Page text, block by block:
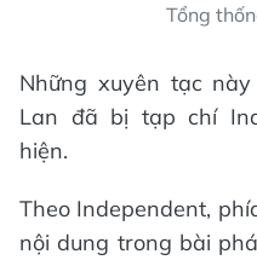
Tổng
Những xuyên tạc
Lan đã bị tạp chí
hiện.
Theo Independent,
nội dung trong bài